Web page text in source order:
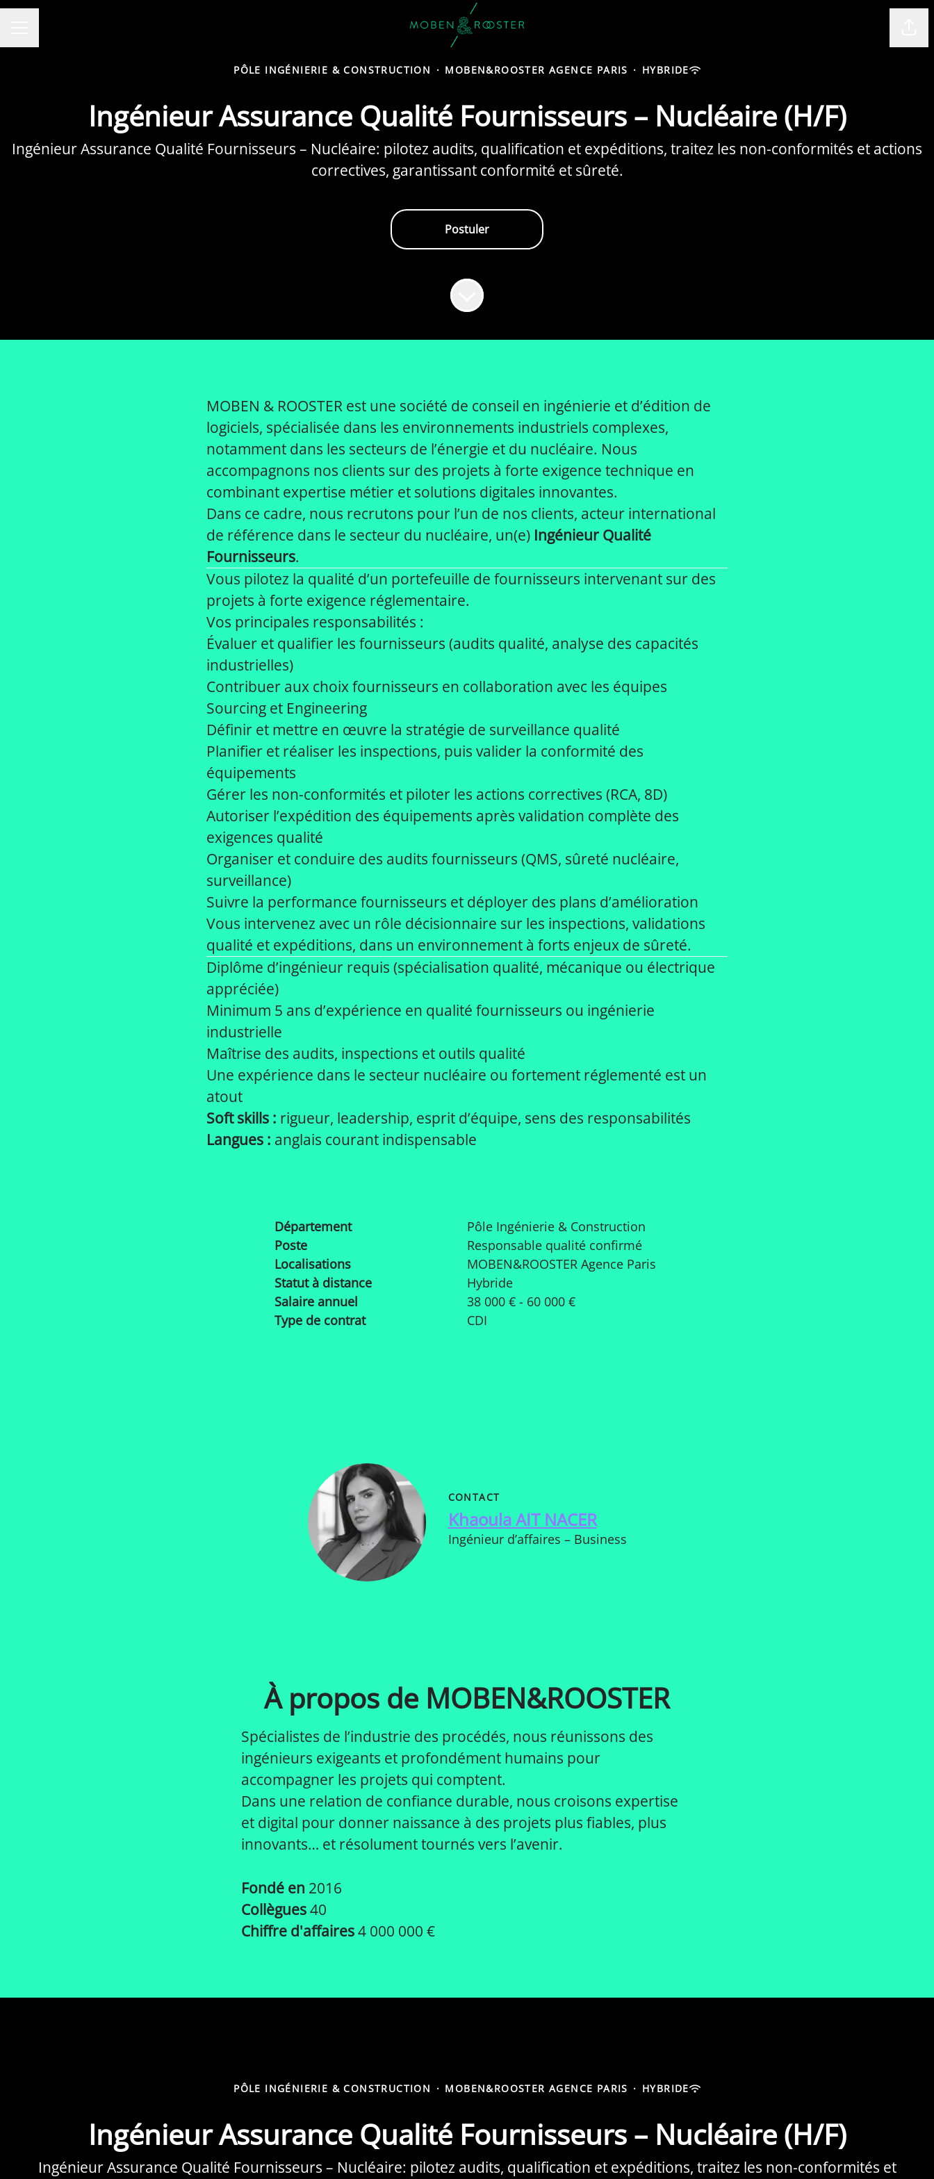
PÔLE INGÉNIERIE & CONSTRUCTION · MOBEN&ROOSTER AGENCE PARIS · HYBRIDE
Ingénieur Assurance Qualité Fournisseurs – Nucléaire (H/F)
Ingénieur Assurance Qualité Fournisseurs – Nucléaire: pilotez audits, qualification et expéditions, traitez les non-conformités et actions
correctives, garantissant conformité et sûreté.
Postuler
MOBEN & ROOSTER est une société de conseil en ingénierie et d’édition de
logiciels, spécialisée dans les environnements industriels complexes,
notamment dans les secteurs de l’énergie et du nucléaire. Nous
accompagnons nos clients sur des projets à forte exigence technique en
combinant expertise métier et solutions digitales innovantes.
Dans ce cadre, nous recrutons pour l’un de nos clients, acteur international
de référence dans le secteur du nucléaire, un(e) Ingénieur Qualité
Fournisseurs.
Vous pilotez la qualité d’un portefeuille de fournisseurs intervenant sur des
projets à forte exigence réglementaire.
Vos principales responsabilités :
Évaluer et qualifier les fournisseurs (audits qualité, analyse des capacités
industrielles)
Contribuer aux choix fournisseurs en collaboration avec les équipes
Sourcing et Engineering
Définir et mettre en œuvre la stratégie de surveillance qualité
Planifier et réaliser les inspections, puis valider la conformité des
équipements
Gérer les non-conformités et piloter les actions correctives (RCA, 8D)
Autoriser l’expédition des équipements après validation complète des
exigences qualité
Organiser et conduire des audits fournisseurs (QMS, sûreté nucléaire,
surveillance)
Suivre la performance fournisseurs et déployer des plans d’amélioration
Vous intervenez avec un rôle décisionnaire sur les inspections, validations
qualité et expéditions, dans un environnement à forts enjeux de sûreté.
Diplôme d’ingénieur requis (spécialisation qualité, mécanique ou électrique
appréciée)
Minimum 5 ans d’expérience en qualité fournisseurs ou ingénierie
industrielle
Maîtrise des audits, inspections et outils qualité
Une expérience dans le secteur nucléaire ou fortement réglementé est un
atout
Soft skills : rigueur, leadership, esprit d’équipe, sens des responsabilités
Langues : anglais courant indispensable
Département
Pôle Ingénierie & Construction
Poste
Responsable qualité confirmé
Localisations
MOBEN&ROOSTER Agence Paris
Statut à distance
Hybride
Salaire annuel
38 000 € - 60 000 €
Type de contrat
CDI
CONTACT
Khaoula AIT NACER
Ingénieur d’affaires – Business
À propos de MOBEN&ROOSTER
Spécialistes de l’industrie des procédés, nous réunissons des
ingénieurs exigeants et profondément humains pour
accompagner les projets qui comptent.
Dans une relation de confiance durable, nous croisons expertise
et digital pour donner naissance à des projets plus fiables, plus
innovants… et résolument tournés vers l’avenir.
Fondé en 2016
Collègues40
Chiffre d'affaires4 000 000 €
PÔLE INGÉNIERIE & CONSTRUCTION · MOBEN&ROOSTER AGENCE PARIS · HYBRIDE
Ingénieur Assurance Qualité Fournisseurs – Nucléaire (H/F)
Ingénieur Assurance Qualité Fournisseurs – Nucléaire: pilotez audits, qualification et expéditions, traitez les non-conformités et